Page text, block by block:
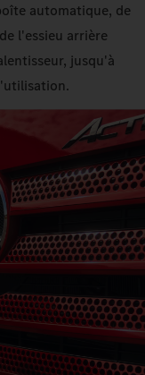
automatique, de
l'essieu arrière
jusqu'à